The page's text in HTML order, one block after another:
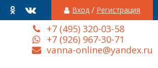
Вход / Регистрация
+7 (495) 320-03-58
+7 (926) 967-30-71
vanna-online@yandex.ru